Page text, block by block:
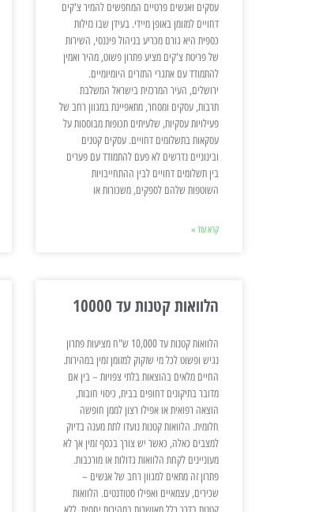
עסקים ואנשים פרטיים המחפשים להמיר צ'קים
דחויים למזומן באופן מיידי. בעידן שבו נזילות
כספית היא גורם מכריע בניהול פיננסי, השירות
של פריטת צ'קים מציע פתרון פשוט, מהיר ואמין
להתמודד עם אתגרי התזרים היומיומיים.
ירושלים, העיר המרכזית בישראל המשלבת
תרבות, עסקים ומסחר, מתאפיינת במגוון רחב של
פעילויות עסקיות, שלעיתים תכופות מבוססות על
עסקאות בתשלומים דחויים. עסקים קטנים
ובינוניים נדרשים לא פעם להתמודד עם פערים
בין תשלומים דחויים לבין ההתחייבויות
השוטפות שלהם לספקים, משכורות או
קרא עוד »
הלוואות קטנות עד 10000
הלוואות קטנות עד 10,000 ש"ח מציעות פתרון
נגיש ופשוט לכל מי שזקוק למזומן זמין במהירות.
החיים מלאים בהוצאות בלתי צפויות – בין אם
מדובר בתיקונים דחופים בבית, כיסוי חובות,
הוצאה רפואית או אפילו רצון לממן חופשה
חלומית. הלוואות קטנות נועדו לתת מענה בדיוק
למצבים כאלה, כאשר יש צורך בכסף זמין אך לא
מעוניינים לקחת הלוואות גדולות או מורכבות.
פתרון זה מתאים למגוון רחב של אנשים –
שכירים, עצמאיים ואפילו סטודנטים. הלוואות